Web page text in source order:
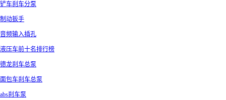
铲车刹车分泵
制动扳手
音频输入插孔
液压车前十名排行榜
德龙刹车总泵
面包车刹车总泵
abs刹车泵